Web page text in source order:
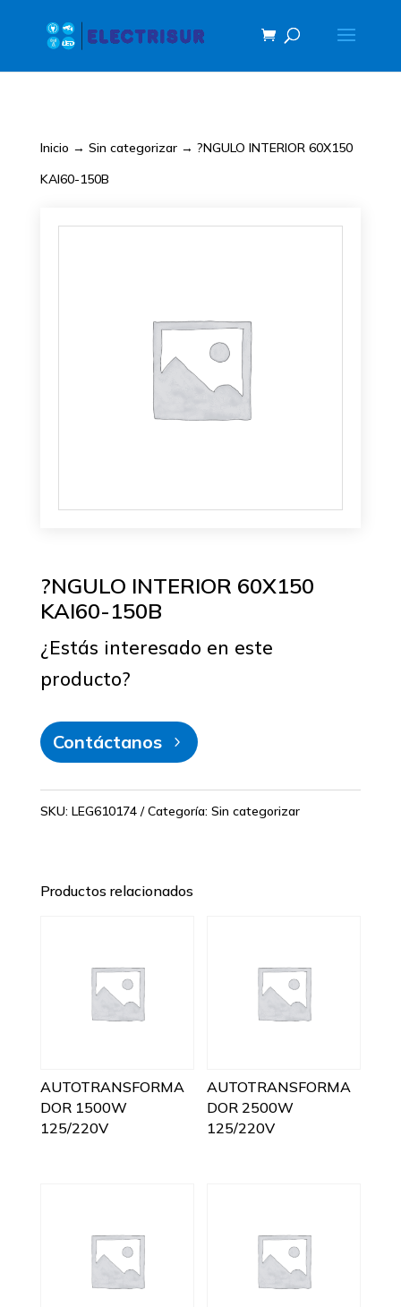
Inicio → Sin categorizar→ ?NGULO INTERIOR 60X150
KAI60-150B
?NGULO INTERIOR 60X150
KAI60-150B
¿Estás interesado en este
producto?
Contáctanos
SKU: LEG610174 Categoría: Sin categorizar
Productos relacionados
AUTOTRANSFORMA
DOR 1500W
125/220V
AUTOTRANSFORMA
DOR 2500W
125/220V